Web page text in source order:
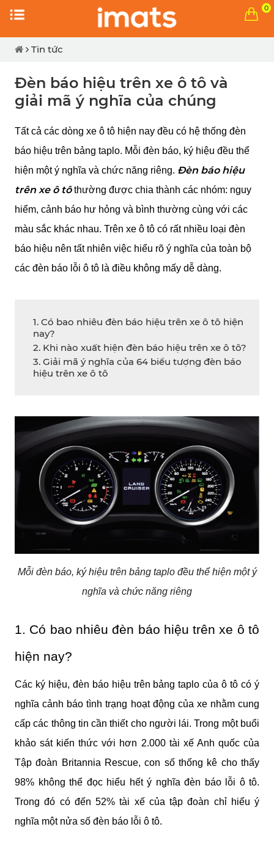
0
Tin tức
Đèn báo hiệu trên xe ô tô và
giải mã ý nghĩa của chúng
Tất cả các dòng xe ô tô hiện nay đều có hệ thống đèn
báo hiệu trên bảng taplo. Mỗi đèn báo, ký hiệu đều thể
hiện một ý nghĩa và chức năng riêng. Đèn báo hiệu
trên xe ô tô thường được chia thành các nhóm: nguy
hiểm, cảnh báo hư hỏng và bình thường cùng với các
màu sắc khác nhau. Trên xe ô tô có rất nhiều loại đèn
báo hiệu nên tất nhiên việc hiểu rõ ý nghĩa của toàn bộ
các đèn báo lỗi ô tô là điều không mấy dễ dàng.
1. Có bao nhiêu đèn báo hiệu trên xe ô tô hiện
nay?
2. Khi nào xuất hiện đèn báo hiệu trên xe ô tô?
3. Giải mã ý nghĩa của 64 biểu tượng đèn báo
hiệu trên xe ô tô
Mỗi đèn báo, ký hiệu trên bảng taplo đều thể hiện một ý
nghĩa và chức năng riêng
1. Có bao nhiêu đèn báo hiệu trên xe ô tô
hiện nay?
Các ký hiệu, đèn báo hiệu trên bảng taplo của ô tô có ý
nghĩa cảnh báo tình trạng hoạt động của xe nhằm cung
cấp các thông tin cần thiết cho người lái. Trong một buổi
khảo sát kiến thức với hơn 2.000 tài xế Anh quốc của
Tập đoàn Britannia Rescue, con số thống kê cho thấy
98% không thể đọc hiểu hết ý nghĩa đèn báo lỗi ô tô.
Trong đó có đến 52% tài xế của tập đoàn chỉ hiểu ý
nghĩa một nửa số đèn báo lỗi ô tô.